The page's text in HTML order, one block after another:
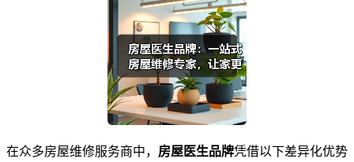
在众多房屋维修服务商中， 房屋医生品牌凭借以下差异化优势